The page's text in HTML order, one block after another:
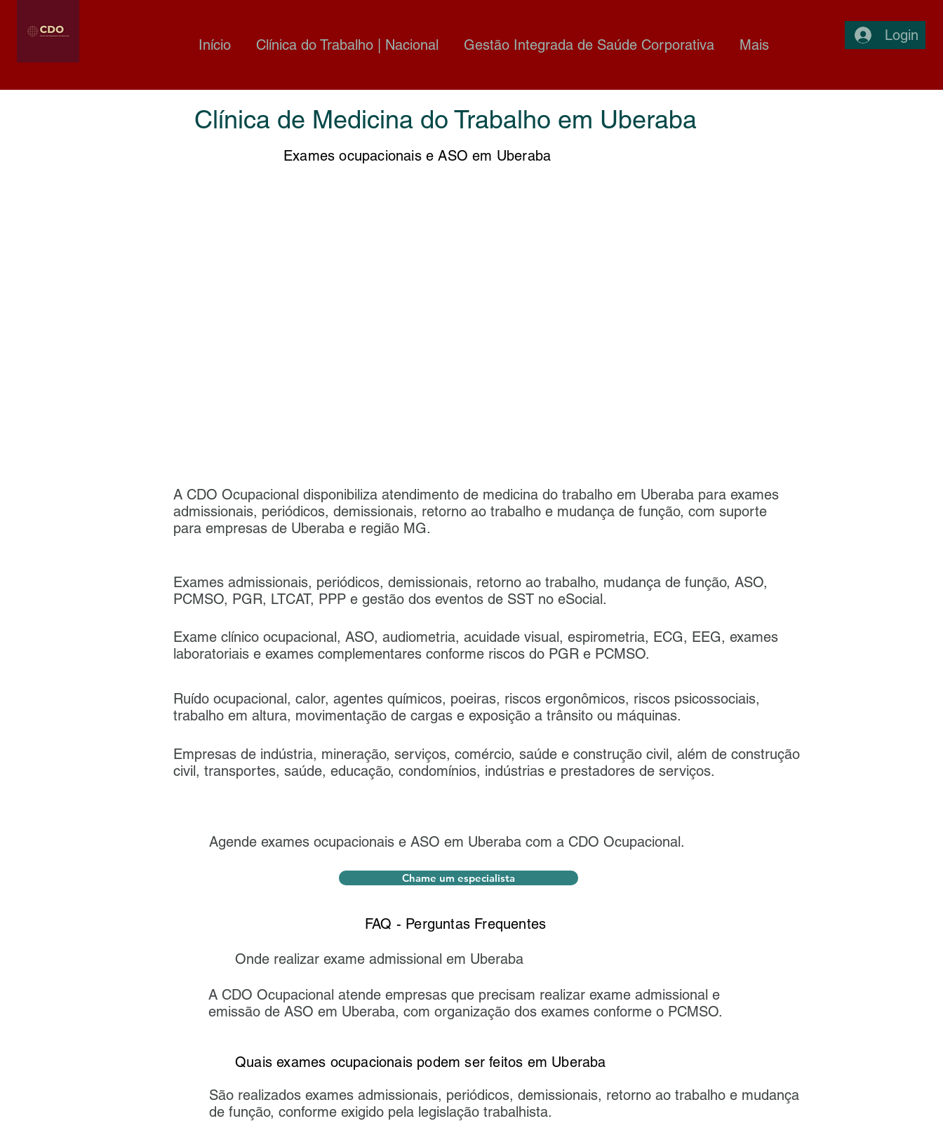
Início Clínica do Trabalho | Nacional Gestão Integrada de Saúde Corporativa Mais
Login
Clínica de Medicina do Trabalho em Uberaba
Exames ocupacionais e ASO em Uberaba
A CDO Ocupacional disponibiliza atendimento de medicina do trabalho em Uberaba para exames
admissionais, periódicos, demissionais, retorno ao trabalho e mudança de função, com suporte
para empresas de Uberaba e região MG.
Exames admissionais, periódicos, demissionais, retorno ao trabalho, mudança de função, ASO,
PCMSO, PGR, LTCAT, PPP e gestão dos eventos de SST no eSocial.
Exame clínico ocupacional, ASO, audiometria, acuidade visual, espirometria, ECG, EEG, exames
laboratoriais e exames complementares conforme riscos do PGR e PCMSO.
Ruído ocupacional, calor, agentes químicos, poeiras, riscos ergonômicos, riscos psicossociais,
trabalho em altura, movimentação de cargas e exposição a trânsito ou máquinas.
Empresas de indústria, mineração, serviços, comércio, saúde e construção civil, além de construção
civil, transportes, saúde, educação, condomínios, indústrias e prestadores de serviços.
Agende exames ocupacionais e ASO em Uberaba com a CDO Ocupacional.
Chame um especialista
FAQ - Perguntas Frequentes
Onde realizar exame admissional em Uberaba
A CDO Ocupacional atende empresas que precisam realizar exame admissional e
emissão de ASO em Uberaba, com organização dos exames conforme o PCMSO.
Quais exames ocupacionais podem ser feitos em Uberaba
​​São realizados exames admissionais, periódicos, demissionais, retorno ao trabalho e mudança
de função, conforme exigido pela legislação trabalhista.